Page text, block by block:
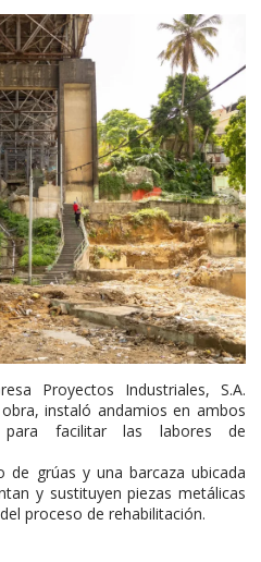
Proyectos Industriales, S.A.
instaló andamios en ambos
facilitar las labores de
de grúas y una barcaza ubicada
y sustituyen piezas metálicas
proceso de rehabilitación.